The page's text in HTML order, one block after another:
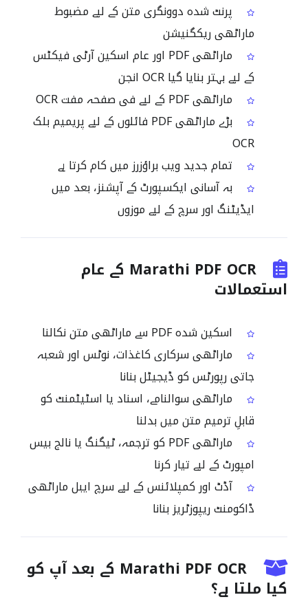
پرنٹ شدہ دوونگری متن کے لیے مضبوط
ماراٹھی ریکگنیشن
ماراٹھی PDF اور عام اسکین آرٹی فیکٹس
کے لیے بہتر بنایا گیا OCR انجن
ماراٹھی PDF کے لیے فی صفحہ مفت OCR
بڑے ماراٹھی PDF فائلوں کے لیے پریمیم بلک
OCR
تمام جدید ویب براؤزرز میں کام کرتا ہے
بہ آسانی ایکسپورٹ کے آپشنز، بعد میں
ایڈیٹنگ اور سرچ کے لیے موزوں
Marathi PDF OCR کے عام
استعمالات
اسکین شدہ PDF سے ماراٹھی متن نکالنا
ماراٹھی سرکاری کاغذات، نوٹس اور شعبہ
جاتی رپورٹس کو ڈیجیٹل بنانا
ماراٹھی سوالنامے، اسناد یا اسٹیٹمنٹ کو
قابلِ ترمیم متن میں بدلنا
ماراٹھی PDF کو ترجمہ، ٹیگنگ یا نالج بیس
امپورٹ کے لیے تیار کرنا
آڈٹ اور کمپلائنس کے لیے سرچ ایبل ماراٹھی
ڈاکومنٹ ریپوزٹریز بنانا
Marathi PDF OCR کے بعد آپ کو
کیا ملتا ہے؟